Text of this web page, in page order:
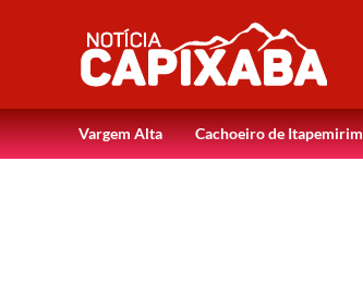
Vargem Alta Cachoeiro de Itapemirim